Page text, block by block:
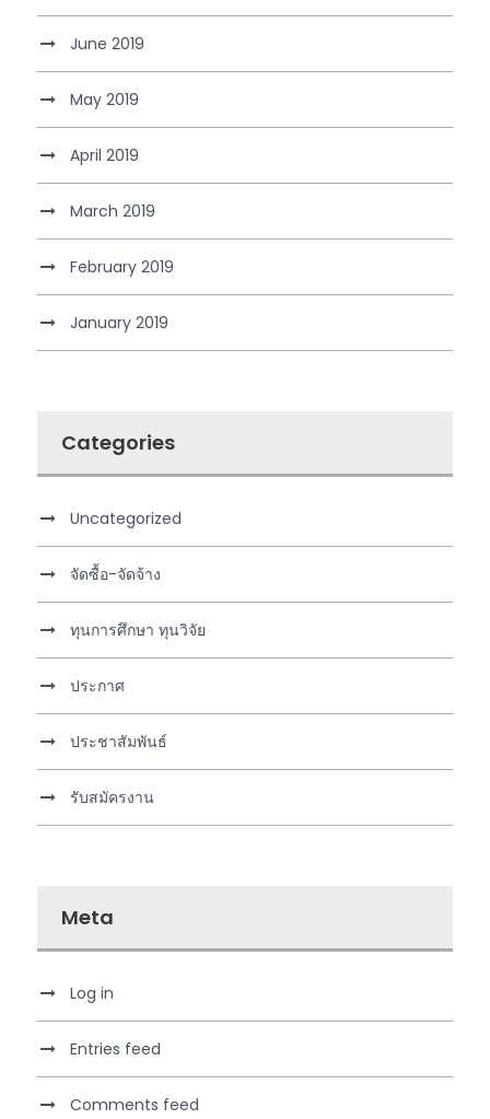
June 2019
May 2019
April 2019
March 2019
February 2019
January 2019
Categories
Uncategorized
จัดซื้อ-จัดจ้าง
ทุนการศึกษา ทุนวิจัย
ประกาศ
ประชาสัมพันธ์
รับสมัครงาน
Meta
Log in
Entries feed
Comments feed